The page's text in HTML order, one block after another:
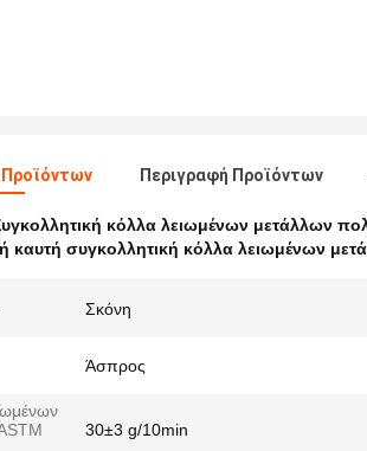
Περιγραφή Προϊόντων
κόλλα λειωμένων μετάλλων
καυτή συγκολλητική κόλλα λειωμένων
Σκόνη
Άσπρος
30±3 g/10min